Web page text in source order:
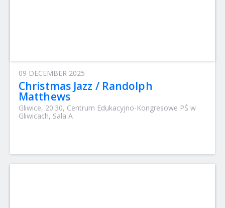
09 DECEMBER 2025
Christmas Jazz / Randolph
Matthews
Gliwice, 20:30, Centrum Edukacyjno-Kongresowe PŚ w
Gliwicach, Sala A